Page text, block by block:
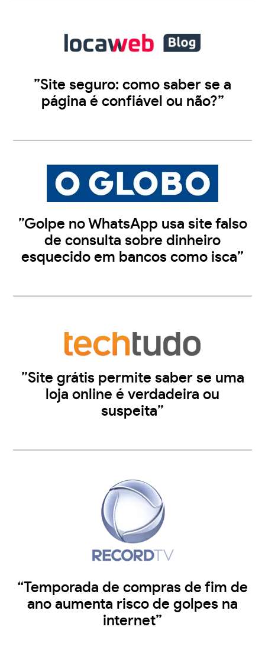
”Site seguro: como saber se a
página é confiável ou não?”
”Golpe no WhatsApp usa site falso
de consulta sobre dinheiro
esquecido em bancos como isca”
”Site grátis permite saber se uma
loja online é verdadeira ou
suspeita”
“Temporada de compras de fim de
ano aumenta risco de golpes na
internet”